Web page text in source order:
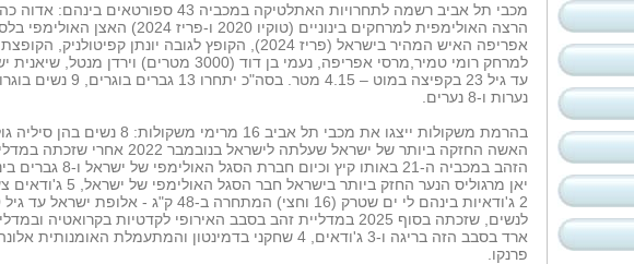
מכבי תל אביב רשמה לתחרויות האתלטיקה במכביה 43 ספורטאים בינהם: אדוה
הרצה האולימפית למרחקים בינוניים (טוקיו 2020 ו-פריז 2024) האצן
אפריפה האיש המהיר בישראל (פריז 2024), הקופץ לגובה יונתן קפיטולניק, הקופצת
למרחק רומי טמיר,מרסי אפריפה, נעמי בן דוד (3000 מטרים) וירדן מנטל,
נערות ו-8 נערים.
בהרמת משקולות ייצגו את מכבי תל אביב 16 מרימי משקולות: 8 נשים בהן
האשה החזקה ביותר של ישראל שעלתה לישראל בנובמבר 2022 אחרי
הזהב במכביה ה-21 באותו קיץ וכיום חברת הסגל האולימפי
יאן מרגוליס הנער החזק ביותר בישראל חבר הסגל
2
לנשים, שזכתה בסוף 2025 במדליית זהב בסבב האירופי לקדטיות בקרואטיה
ארד בסבב הזה בריגה ו-3 ג'ודאים, 4 שחקני בדמינטון והמתעמלת האומנותית
פרנקו.